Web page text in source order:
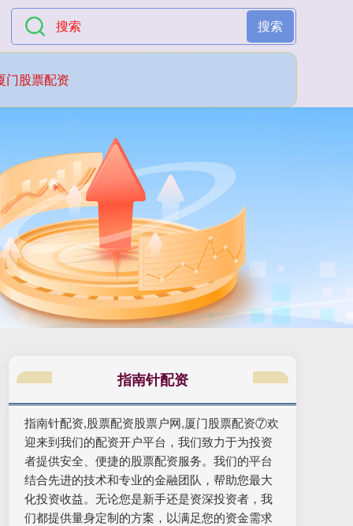
搜索
门股票配资
指南针配资
指南针配资,股票配资股票户网,厦门股票配资⑦欢
迎来到我们的配资开户平台，我们致力于为投资
者提供安全、便捷的股票配资服务。我们的平台
结合先进的技术和专业的金融团队，帮助您最大
化投资收益。无论您是新手还是资深投资者，我
们都提供量身定制的方案，以满足您的资金需求